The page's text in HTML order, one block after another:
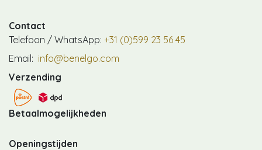
Contact
Telefoon / WhatsApp: +31 (0)599 23 56 45
Email: info@benelgo.com
Verzending
Betaalmogelijkheden
Openingstijden